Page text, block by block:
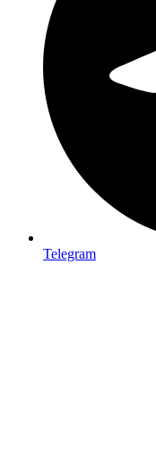
Telegram